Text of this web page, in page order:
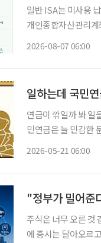
일반 ISA는 미사용 납
개인종합자산관리
2026-08-07 06:00
일하는데 국민
연금이 깎일까 봐 일을 망설였다
민연금은 늘 민감한
2026-05-21 06:00
"정부가 밀어준
주식은 너무 오른 것
에 증시는 달아오르고